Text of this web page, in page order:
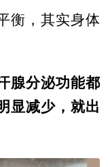
衡，其实身体
腺分泌功能都
显减少，就出